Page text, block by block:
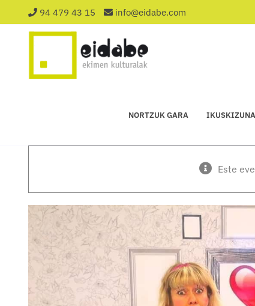
al
contenido
94 479 43 15 info@eidabe.com
NORTZUK GARA
Este